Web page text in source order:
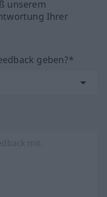
unserem
Ihrer
geben?*